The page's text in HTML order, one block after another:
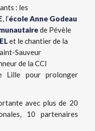
: les
, l’école Anne Godeau
de Pévèle
et le chantier de la
Sauveur
de la CCI
Lille pour prolonger
avec plus de 20
10 partenaires